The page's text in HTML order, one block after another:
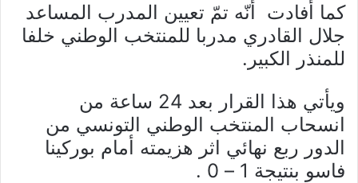
كما أفادت أنّه تمّ تعيين المدرب المساعد
جلال القادري مدربا للمنتخب الوطني خلفا
للمنذر الكبير.
ويأتي هذا القرار بعد 24 ساعة من
انسحاب المنتخب الوطني التونسي من
الدور ربع نهائي اثر هزيمته أمام بوركينا
فاسو بنتيجة 1 – 0 .